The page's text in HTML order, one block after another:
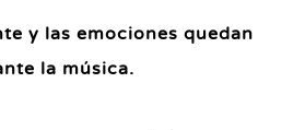
y las emociones quedan
la música.